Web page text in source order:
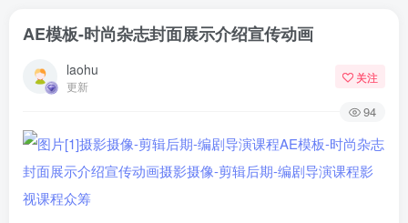
AE模板-时尚杂志封面展示介绍宣传动画
laohu
更新
关注
94